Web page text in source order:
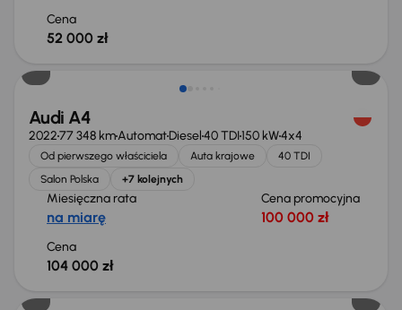
Cena
52 000 zł
Możliwość odliczenia VAT
Audi A4
202277 348 kmAutomatDiesel40 TDI150 kW4x4
Od pierwszego właściciela Auta krajowe
40 TDI
Salon Polska
+7 kolejnych
Miesięczna rata
na miarę
Cena promocyjna
100 000 zł
Cena
104 000 zł